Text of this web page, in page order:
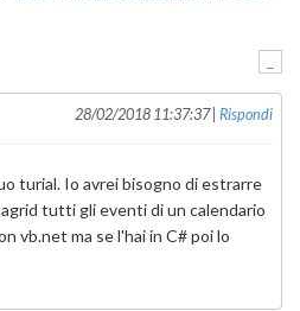
-
28/02/2018 11:37:37 | Rispondi
turial. Io avrei bisogno di estrarre
tutti gli eventi di un calendario
vb.net ma se l'hai in C# poi lo